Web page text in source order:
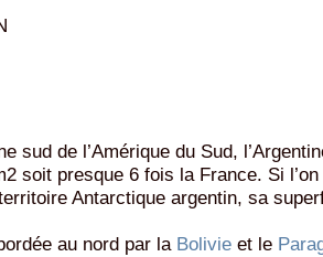
sud de l’Amérique du Sud,
soit presque 6 fois la France. Si
Antarctique argentin, sa
au nord par la Bolivie et le